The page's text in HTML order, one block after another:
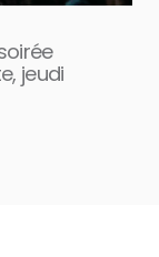
jeudi